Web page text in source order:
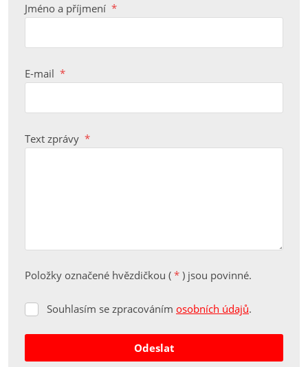
Jméno a příjmení *
E-mail *
Text zprávy *
Položky označené hvězdičkou ( * ) jsou povinné.
Souhlasím
zpracováním
Souhlasím se zpracováním osobních údajů.
Odeslat